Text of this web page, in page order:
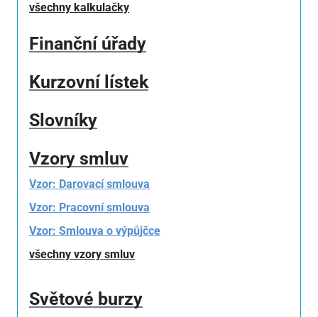
všechny kalkulačky
Finanční úřady
Kurzovní lístek
Slovníky
Vzory smluv
Vzor: Darovací smlouva
Vzor: Pracovní smlouva
Vzor: Smlouva o výpůjčce
všechny vzory smluv
Světové burzy